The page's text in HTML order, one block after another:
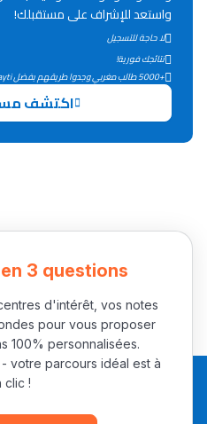
au Maroc
التعليم الثانوي
de 89 Interviews/Vidéos
دليل المهن
واستعد للإشراف على مستقبلك!
لا حاجة للتسجيل
نتائجك فورية!
+5000 طالب مغربي وجدوا طريقهم بفضل 9rayti.
اكتشف
3 questions
d'intérêt, vos notes
pour vous proposer
100% personnalisées.
votre parcours idéal est à
clic !